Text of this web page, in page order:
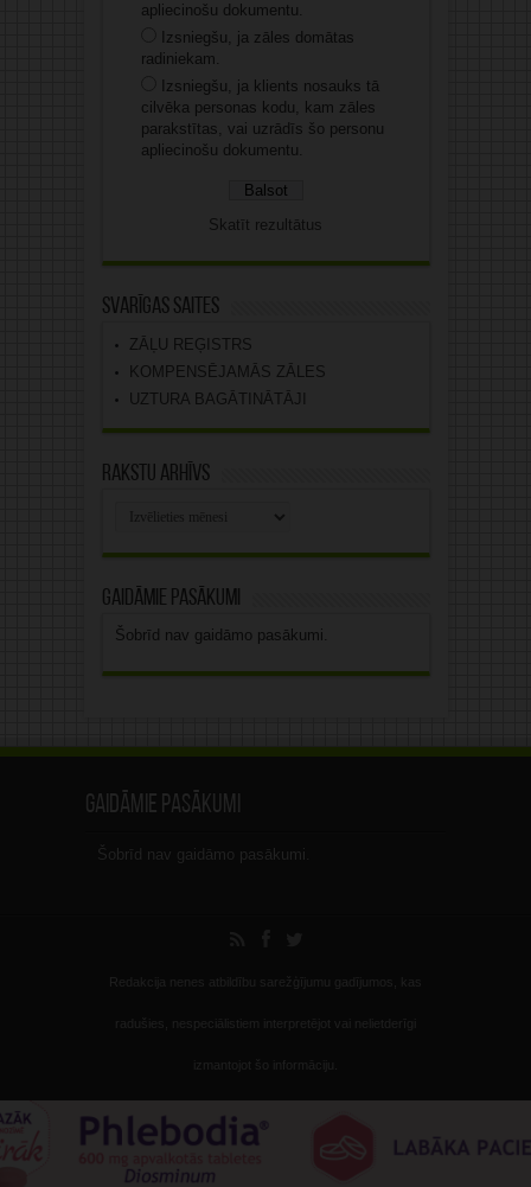
apliecinošu dokumentu.
Izsniegšu, ja zāles domātas
radiniekam.
Izsniegšu, ja klients nosauks tā
cilvēka personas kodu, kam zāles
parakstītas, vai uzrādīs šo personu
apliecinošu dokumentu.
Skatīt rezultātus
Svarīgas saites
ZĀĻU REĢISTRS
KOMPENSĒJAMĀS ZĀLES
UZTURA BAGĀTINĀTĀJI
Rakstu arhīvs
Gaidāmie pasākumi
Šobrīd nav gaidāmo pasākumi.
Gaidāmie pasākumi
Šobrīd nav gaidāmo pasākumi.
Redakcija nenes atbildību sarežģījumu gadījumos, kas